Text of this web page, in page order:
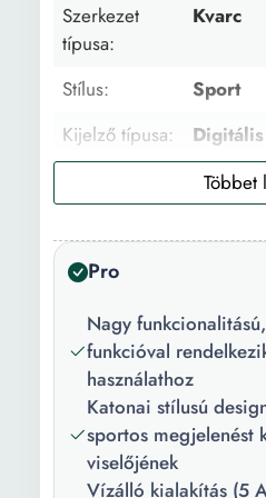
Szerkezet
típusa:
Kvarc
Stílus:
Sport
Kijelző típusa:
Digitális
Military
Iránytű
Vízálló:
5 ATM
Súly:
94 g
Pro
Nagy
funkcióval
használathoz
Katonai stílusú
sportos megjelenést
viselőjének
Vízálló kialakítás (5